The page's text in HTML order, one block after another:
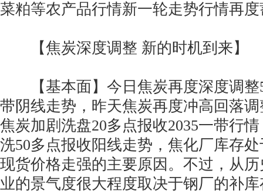
菜粕等农产品行情新一轮走势行情再
【焦炭深度调整 新的时机到来】
【基本面】今日焦炭再度深度调整
带阴线走势，昨天焦炭再度冲高回落
焦炭加剧洗盘20多点报收2035一带行
洗50多点报收阳线走势，焦化厂库存
现货价格走强的主要原因。不过，从
业的景气度很大程度取决于钢厂的补